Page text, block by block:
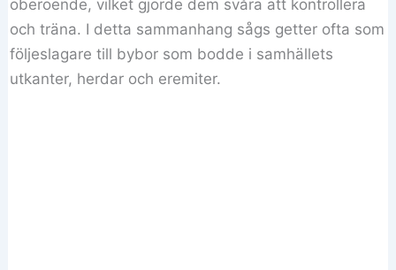
oberoende, vilket gjorde dem svåra att kontrollera
och träna. I detta sammanhang sågs getter ofta som
följeslagare till bybor som bodde i samhällets
utkanter, herdar och eremiter.